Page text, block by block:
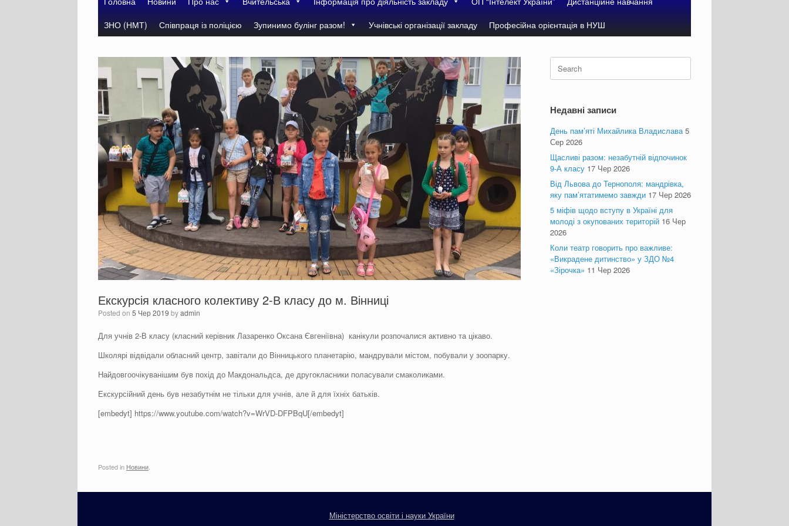
ЗНО (НМТ)
Співпраця із поліцією Зупинимо булінг разом! Учнівські організації закладу Професійна орієнтація в НУШ
Екскурсія класного колективу 2-В класу до м. Вінниці
Posted on 5 Чер 2019 byadmin
Для учнів 2-В класу (класний керівник Лазаренко Оксана Євгеніївна) канікули розпочалися активно та цікаво.
Школярі відвідали обласний центр, завітали до Вінницького планетарію, мандрували містом, побували у зоопарку.
Найдовгоочікуванішим був похід до Макдональдса, де другокласники поласували смаколиками.
Екскурсійний день був незабутнім не тільки для учнів, але й для їхніх батьків.
[embedyt] https://www.youtube.com/watch?v=WrVD-DFPBqU[/embedyt]
Posted in Новини
Search
for:
Недавні записи
День пам’яті Михайлика Владислава 5
Сер 2026
Щасливі разом: незабутній відпочинок
9-А класу 17 Чер 2026
Від Львова до Тернополя: мандрівка,
яку пам’ятатимемо завжди 17 Чер 2026
5 міфів щодо вступу в Україні для
молоді з окупованих територій 16 Чер
2026
Коли театр говорить про важливе:
«Викрадене дитинство» у ЗДО №4
«Зірочка» 11 Чер 2026
Міністерство освіти і науки України